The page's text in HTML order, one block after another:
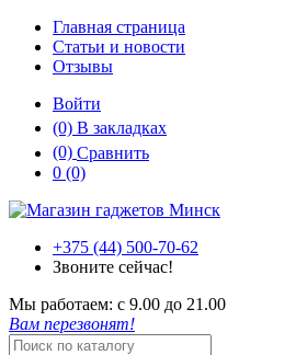
Главная страница
Статьи и новости
Отзывы
Войти
(0) В закладках
(0) Сравнить
0 (0)
+375 (44) 500-70-62
Звоните сейчас!
Мы работаем: с 9.00 до 21.00
Вам перезвонят!